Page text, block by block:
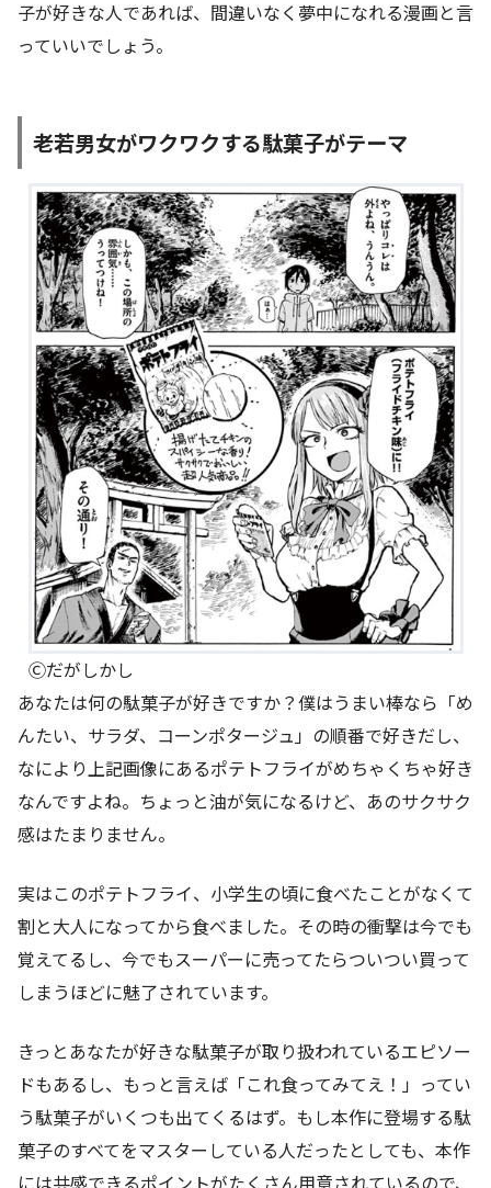
子が好きな人であれば、間違いなく夢中になれる漫画と言
っていいでしょう。
老若男女がワクワクする駄菓子がテーマ
Ⓒだがしかし
あなたは何の駄菓子が好きですか？僕はうまい棒なら「め
んたい、サラダ、コーンポタージュ」の順番で好きだし、
なにより上記画像にあるポテトフライがめちゃくちゃ好き
なんですよね。ちょっと油が気になるけど、あのサクサク
感はたまりません。
実はこのポテトフライ、小学生の頃に食べたことがなくて
割と大人になってから食べました。その時の衝撃は今でも
覚えてるし、今でもスーパーに売ってたらついつい買って
しまうほどに魅了されています。
きっとあなたが好きな駄菓子が取り扱われているエピソー
ドもあるし、もっと言えば「これ食ってみてえ！」ってい
う駄菓子がいくつも出てくるはず。もし本作に登場する駄
菓子のすべてをマスターしている人だったとしても、本作